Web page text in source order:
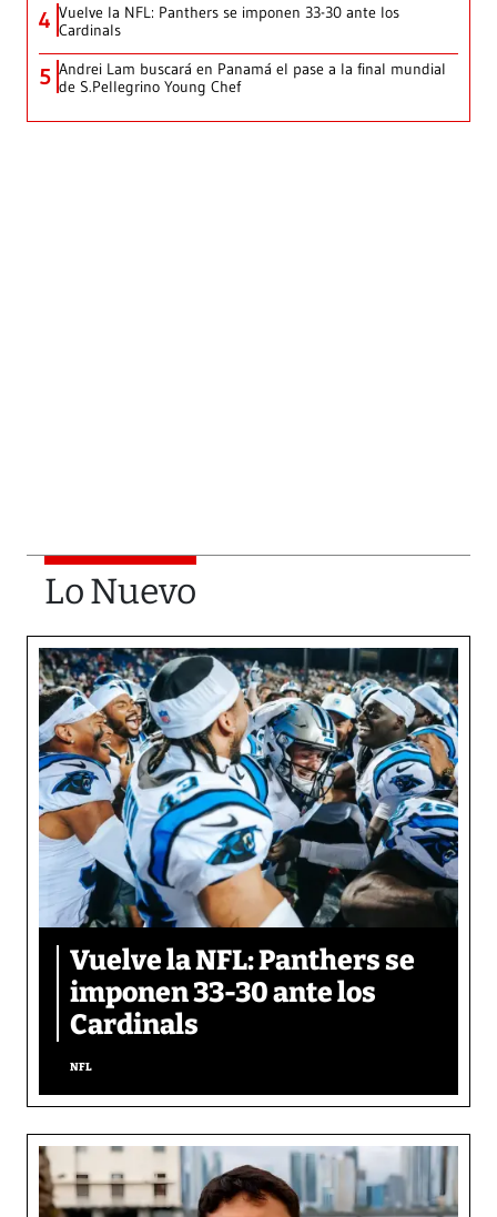
4 Vuelve la NFL: Panthers se imponen 33-30 ante los
Cardinals
5 Andrei Lam buscará en Panamá el pase a la final mundial
de S.Pellegrino Young Chef
Lo Nuevo
Vuelve la NFL: Panthers se
imponen 33-30 ante los
Cardinals
NFL